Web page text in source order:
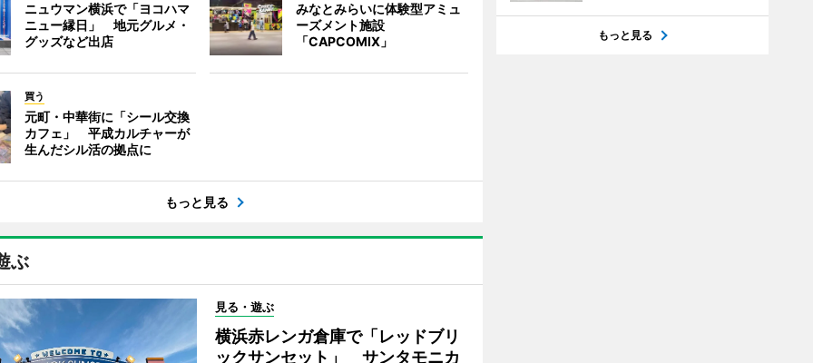
ニュウマン横浜で「ヨコハマ
ニュー縁日」 地元グルメ・
グッズなど出店
みなとみらいに体験型アミュ
ーズメント施設
「CAPCOMIX」
買う
元町・中華街に「シール交換
カフェ」 平成カルチャーが
生んだシル活の拠点に
もっと見る
ぶ
見る・遊ぶ
横浜赤レンガ倉庫で「レッドブリ
ックサンセット」 サンタモニカ
もっと見る